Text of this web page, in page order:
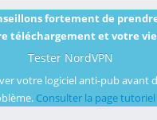
fortement de
téléchargement et votre
Tester NordVPN
votre logiciel anti-pub avant
Consulter la page tutoriel